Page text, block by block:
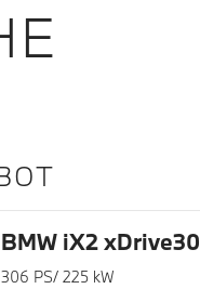
BMW iX2 xDrive30
306 PS/ 225 kW